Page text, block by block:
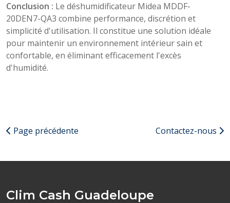
Conclusion : Le déshumidificateur Midea MDDF-
20DEN7-QA3 combine performance, discrétion et
simplicité d'utilisation. Il constitue une solution idéale
pour maintenir un environnement intérieur sain et
confortable, en éliminant efficacement l'excès
d'humidité.
Page précédente Contactez-nous
Clim Cash Guadeloupe